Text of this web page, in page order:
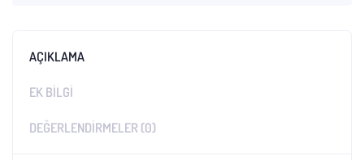
AÇIKLAMA
EK BILGI
DEĞERLENDIRMELER (0)